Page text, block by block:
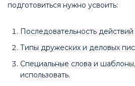
подготовиться нужно усвоить:
Последовательность
Типы дружеских и деловых
Специальные слова и
использовать.